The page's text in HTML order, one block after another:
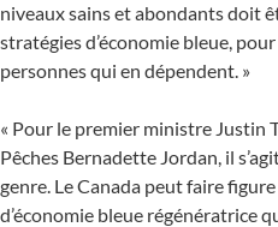
niveaux sains et abondants doit
stratégies d’économie bleue,
personnes qui en dépendent. »
« Pour le premier ministre Justin
Pêches Bernadette Jordan, il
genre. Le Canada peut faire
d’économie bleue régénératrice